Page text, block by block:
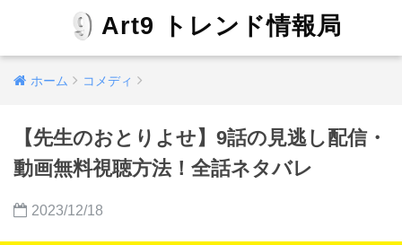
Art9 トレンド情報局
ホーム コメディ
【先生のおとりよせ】9話の見逃し配信・
動画無料視聴方法！全話ネタバレ
2023/12/18